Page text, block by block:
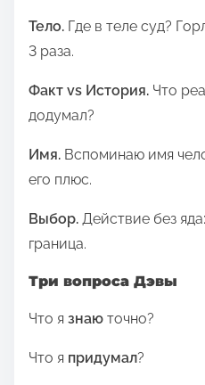
Тело. Где в теле суд?
3 раза.
Факт vs История. Что
додумал?
Имя. Вспоминаю имя
его плюс.
Выбор. Действие без
граница.
Три вопроса Дэвы
Что я знаю точно?
Что я придумал?